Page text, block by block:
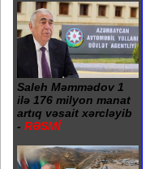
Saleh Məmmədov 1
ilə 176 milyon manat
artıq vəsait xərcləyib
- RƏSMİ